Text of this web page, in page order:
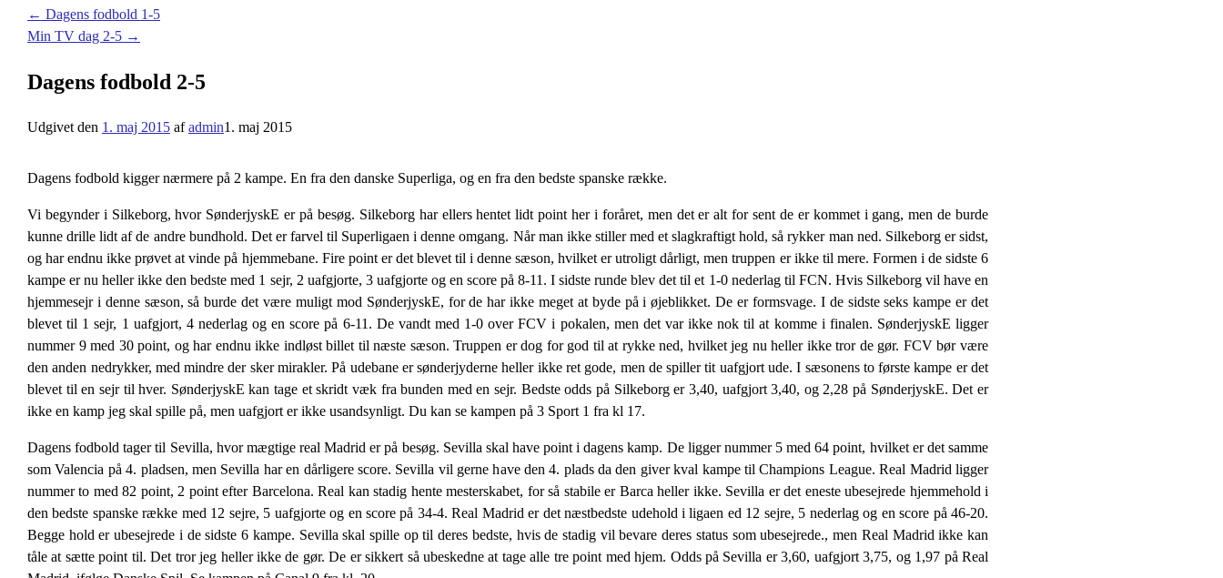
← Dagens fodbold 1-5
Min TV dag 2-5 →
Dagens fodbold 2-5
Udgivet den 1. maj 2015 afadmin1. maj 2015
Dagens fodbold kigger nærmere på 2 kampe. En fra den danske Superliga, og en fra den bedste spanske række.
Vi begynder i Silkeborg, hvor SønderjyskE er på besøg. Silkeborg har ellers hentet lidt point her i foråret, men det er alt for sent de er kommet i gang, men de burde
kunne drille lidt af de andre bundhold. Det er farvel til Superligaen i denne omgang. Når man ikke stiller med et slagkraftigt hold, så rykker man ned. Silkeborg er sidst,
og har endnu ikke prøvet at vinde på hjemmebane. Fire point er det blevet til i denne sæson, hvilket er utroligt dårligt, men truppen er ikke til mere. Formen i de sidste 6
kampe er nu heller ikke den bedste med 1 sejr, 2 uafgjorte, 3 uafgjorte og en score på 8-11. I sidste runde blev det til et 1-0 nederlag til FCN. Hvis Silkeborg vil have en
hjemmesejr i denne sæson, så burde det være muligt mod SønderjyskE, for de har ikke meget at byde på i øjeblikket. De er formsvage. I de sidste seks kampe er det
blevet til 1 sejr, 1 uafgjort, 4 nederlag og en score på 6-11. De vandt med 1-0 over FCV i pokalen, men det var ikke nok til at komme i finalen. SønderjyskE ligger
nummer 9 med 30 point, og har endnu ikke indløst billet til næste sæson. Truppen er dog for god til at rykke ned, hvilket jeg nu heller ikke tror de gør. FCV bør være
den anden nedrykker, med mindre der sker mirakler. På udebane er sønderjyderne heller ikke ret gode, men de spiller tit uafgjort ude. I sæsonens to første kampe er det
blevet til en sejr til hver. SønderjyskE kan tage et skridt væk fra bunden med en sejr. Bedste odds på Silkeborg er 3,40, uafgjort 3,40, og 2,28 på SønderjyskE. Det er
ikke en kamp jeg skal spille på, men uafgjort er ikke usandsynligt. Du kan se kampen på 3 Sport 1 fra kl 17.
Dagens fodbold tager til Sevilla, hvor mægtige real Madrid er på besøg. Sevilla skal have point i dagens kamp. De ligger nummer 5 med 64 point, hvilket er det samme
som Valencia på 4. pladsen, men Sevilla har en dårligere score. Sevilla vil gerne have den 4. plads da den giver kval kampe til Champions League. Real Madrid ligger
nummer to med 82 point, 2 point efter Barcelona. Real kan stadig hente mesterskabet, for så stabile er Barca heller ikke. Sevilla er det eneste ubesejrede hjemmehold i
den bedste spanske række med 12 sejre, 5 uafgjorte og en score på 34-4. Real Madrid er det næstbedste udehold i ligaen ed 12 sejre, 5 nederlag og en score på 46-20.
Begge hold er ubesejrede i de sidste 6 kampe. Sevilla skal spille op til deres bedste, hvis de stadig vil bevare deres status som ubesejrede., men Real Madrid ikke kan
tåle at sætte point til. Det tror jeg heller ikke de gør. De er sikkert så ubeskedne at tage alle tre point med hjem. Odds på Sevilla er 3,60, uafgjort 3,75, og 1,97 på Real